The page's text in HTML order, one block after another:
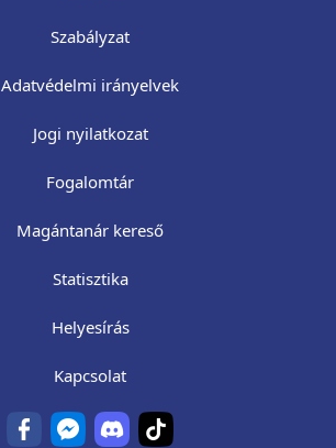
Szabályzat
Adatvédelmi irányelvek
Jogi nyilatkozat
Fogalomtár
Magántanár kereső
Statisztika
Helyesírás
Kapcsolat